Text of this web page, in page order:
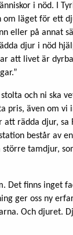
i nöd. I
om läget för ett
eller på annat
djur i nöd
att livet är
och ni ska
pris, även om vi
rädda djur, sa
består av
större tamdjur,
Det finns inget
ger oss ny
Och djuret.